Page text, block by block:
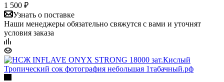
1 500 ₽
Узнать о поставке
Наши менеджеры обязательно свяжутся с вами и уточнят
условия заказа